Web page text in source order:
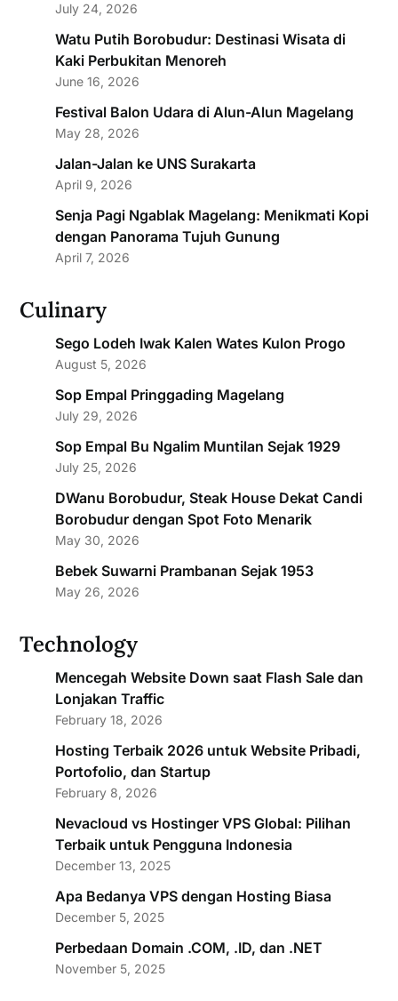
July 24, 2026
Watu Putih Borobudur: Destinasi Wisata di
Kaki Perbukitan Menoreh
June 16, 2026
Festival Balon Udara di Alun-Alun Magelang
May 28, 2026
Jalan-Jalan ke UNS Surakarta
April 9, 2026
Senja Pagi Ngablak Magelang: Menikmati Kopi
dengan Panorama Tujuh Gunung
April 7, 2026
Culinary
Sego Lodeh Iwak Kalen Wates Kulon Progo
August 5, 2026
Sop Empal Pringgading Magelang
July 29, 2026
Sop Empal Bu Ngalim Muntilan Sejak 1929
July 25, 2026
DWanu Borobudur, Steak House Dekat Candi
Borobudur dengan Spot Foto Menarik
May 30, 2026
Bebek Suwarni Prambanan Sejak 1953
May 26, 2026
Technology
Mencegah Website Down saat Flash Sale dan
Lonjakan Traffic
February 18, 2026
Hosting Terbaik 2026 untuk Website Pribadi,
Portofolio, dan Startup
February 8, 2026
Nevacloud vs Hostinger VPS Global: Pilihan
Terbaik untuk Pengguna Indonesia
December 13, 2025
Apa Bedanya VPS dengan Hosting Biasa
December 5, 2025
Perbedaan Domain .COM, .ID, dan .NET
November 5, 2025